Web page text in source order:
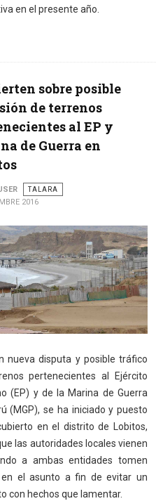
en el presente año.
sobre posible
de terrenos
al EP y
de Guerra en
TALARA
2016
nueva disputa y posible tráfico
pertenecientes al Ejército
(EP) y de la Marina de Guerra
(MGP), se ha iniciado y puesto
en el distrito de Lobitos,
las autoridades locales vienen
a ambas entidades tomen
el asunto a fin de evitar un
con hechos que lamentar.